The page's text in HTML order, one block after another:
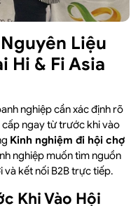
Liệu
Hi & Fi Asia
nghiệp cần xác định rõ
cấp ngay từ trước khi vào
Kinh nghiệm đi hội chợ
nghiệp muốn tìm nguồn
và kết nối B2B trực tiếp.
Khi Vào Hội